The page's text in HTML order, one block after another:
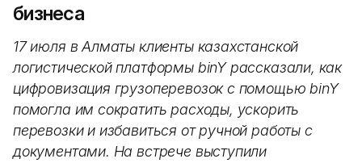
бизнеса
17 июля в Алматы клиенты казахстанской
логистической платформы binY рассказали, как
цифровизация грузоперевозок с помощью binY
помогла им сократить расходы, ускорить
перевозки и избавиться от ручной работы с
документами. На встрече выступили